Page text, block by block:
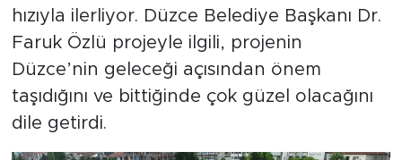
hızıyla ilerliyor. Düzce Belediye Başkanı Dr.
Faruk Özlü projeyle ilgili, projenin
Düzce’nin geleceği açısından önem
taşıdığını ve bittiğinde çok güzel olacağını
dile getirdi.